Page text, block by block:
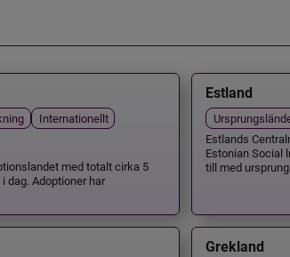
Internationellt
med totalt cirka 5
dag. Adoptioner har
Estland
Estlands
Estonian Social
till med
Grekland